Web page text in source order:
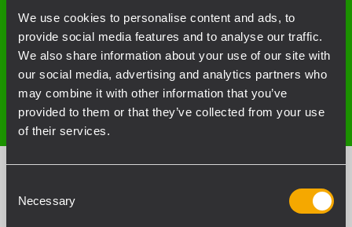
We use cookies to personalise content and ads, to
provide social media features and to analyse our traffic.
We also share information about your use of our site with
our social media, advertising and analytics partners who
may combine it with other information that you’ve
provided to them or that they’ve collected from your use
of their services.
Selection
Necessary
Puissance et discrétion